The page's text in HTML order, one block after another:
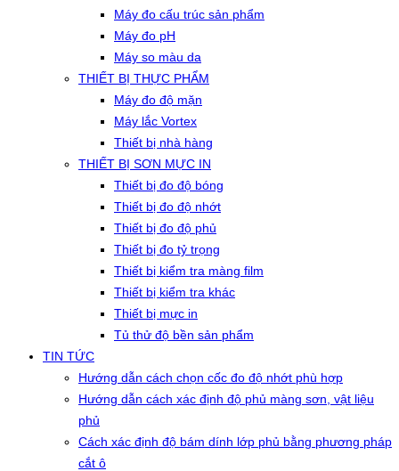
Máy đo cấu trúc sản phẩm
Máy đo pH
Máy so màu da
THIẾT BỊ THỰC PHẨM
Máy đo độ mặn
Máy lắc Vortex
Thiết bị nhà hàng
THIẾT BỊ SƠN MỰC IN
Thiết bị đo độ bóng
Thiết bị đo độ nhớt
Thiết bị đo độ phủ
Thiết bị đo tỷ trọng
Thiết bị kiểm tra màng film
Thiết bị kiểm tra khác
Thiết bị mực in
Tủ thử độ bền sản phẩm
TIN TỨC
Hướng dẫn cách chọn cốc đo độ nhớt phù hợp
Hướng dẫn cách xác định độ phủ màng sơn, vật liệu
phủ
Cách xác định độ bám dính lớp phủ bằng phương pháp
cắt ô